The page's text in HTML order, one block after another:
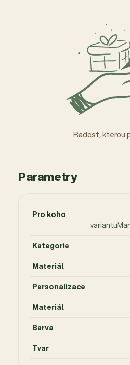
Radost, kterou
Parametry
Pro koho
Kategorie
Materiál
Personalizace
Materiál
Barva
Tvar